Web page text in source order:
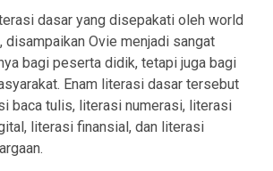
dasar yang disepakati oleh world
disampaikan Ovie menjadi sangat
bagi peserta didik, tetapi juga bagi
Enam literasi dasar tersebut
baca tulis, literasi numerasi, literasi
literasi finansial, dan literasi